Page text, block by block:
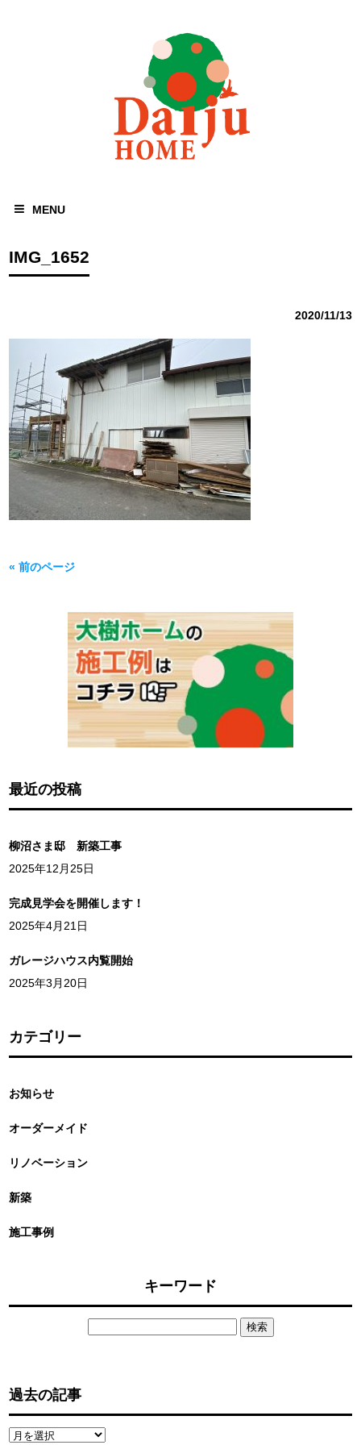
MENU
IMG_1652
2020/11/13
« 前のページ
最近の投稿
柳沼さま邸 新築工事
2025年12月25日
完成見学会を開催します！
2025年4月21日
ガレージハウス内覧開始
2025年3月20日
カテゴリー
お知らせ
オーダーメイド
リノベーション
新築
施工事例
キーワード
過去の記事
過